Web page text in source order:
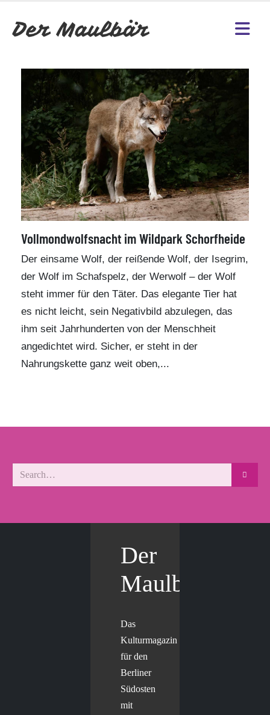
Vollmondwolfsnacht im Wildpark Schorfheide
Der einsame Wolf, der reißende Wolf, der Isegrim,
der Wolf im Schafspelz, der Werwolf – der Wolf
steht immer für den Täter. Das elegante Tier hat
es nicht leicht, sein Negativbild abzulegen, das
ihm seit Jahrhunderten von der Menschheit
angedichtet wird. Sicher, er steht in der
Nahrungskette ganz weit oben,...
Der
Maulbär
Das
Kulturmagazin
für den
Berliner
Südosten
mit